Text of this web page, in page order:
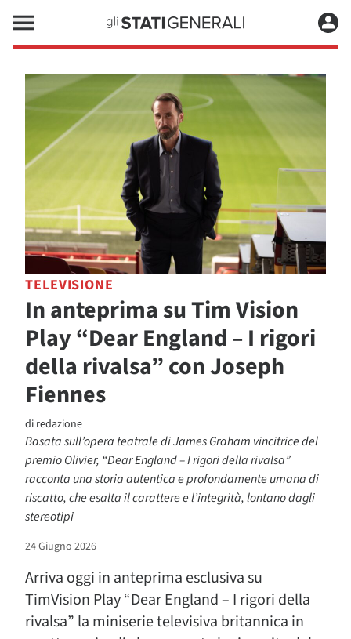
TELEVISIONE
In anteprima su Tim Vision
Play “Dear England – I rigori
della rivalsa” con Joseph
Fiennes
di redazione
Basata sull’opera teatrale di James Graham vincitrice del
premio Olivier, “Dear England – I rigori della rivalsa”
racconta una storia autentica e profondamente umana di
riscatto, che esalta il carattere e l’integrità, lontano dagli
stereotipi
24 Giugno 2026
Arriva oggi in anteprima esclusiva su
TimVision Play “Dear England – I rigori della
rivalsa” la miniserie televisiva britannica in